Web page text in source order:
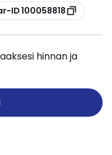
ID 100058818
hinnan ja